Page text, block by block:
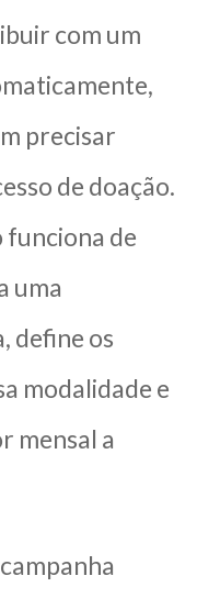
com um
precisar
de doação.
funciona de
uma
define os
modalidade e
mensal a